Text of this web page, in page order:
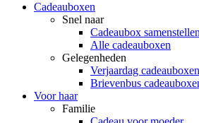
Cadeauboxen
Snel naar
Cadeaubox samenstellen
Alle cadeauboxen
Gelegenheden
Verjaardag
Brievenbus
Voor haar
Familie